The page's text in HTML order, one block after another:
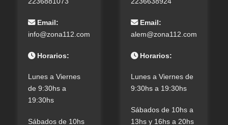
Email:
info@zona112.com
Horarios:
Lunes a Viernes
de 9:30hs a
19:30hs
Sábados de 10hs
Email:
alem@zona112.com
Horarios:
Lunes a Viernes de
9:30hs a 19:30hs
Sábados de 10hs a
13hs y 16hs a 20hs